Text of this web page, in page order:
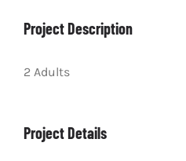
Llibret Digital 2026
Arxiu
Project Description
2 Adults
Project Details